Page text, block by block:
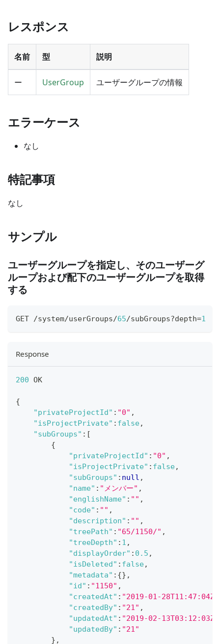
レスポンス
名前 型 説明
ー UserGroup ユーザーグループの情報
エラーケース
なし
特記事項
なし
サンプル
ユーザーグループを指定し、そのユーザーグ
ループおよび配下のユーザーグループを取得
する
GET /system/userGroups/65/subGroups?depth=1
Response
200 OK
{
"privateProjectId" : "0" ,
"isProjectPrivate" : false,
"subGroups" : [
{
"privateProjectId" : "0" ,
"isProjectPrivate" : false,
"subGroups" : null ,
"name" : "メンバー" ,
"englishName" : "" ,
"code" : "" ,
"description" : "" ,
"treePath" : "65/1150/" ,
"treeDepth" : 1 ,
"displayOrder" : 0.5 ,
"isDeleted" : false,
"metadata" : {} ,
"id" : "1150" ,
"createdAt" : "2019-01-28T11:47:04Z"
"createdBy" : "21" ,
"updatedAt" : "2019-02-13T03:12:03Z"
"updatedBy" : "21"
} ,